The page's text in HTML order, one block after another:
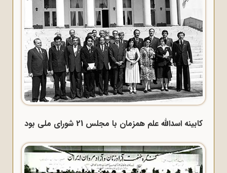
کابینه اسدالله علم همزمان با مجلس 21 شورای ملی بود